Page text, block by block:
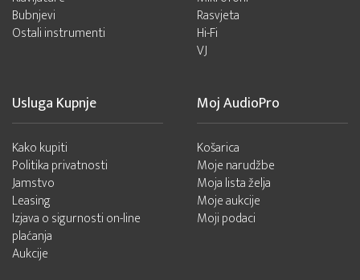
Bubnjevi
Ostali instrumenti
Rasvjeta
Hi-Fi
VJ
Usluga Kupnje
Kako kupiti
Politika privatnosti
Jamstvo
Leasing
Izjava o sigurnosti on-line
plaćanja
Aukcije
Moj AudioPro
Košarica
Moje narudžbe
Moja lista želja
Moje aukcije
Moji podaci